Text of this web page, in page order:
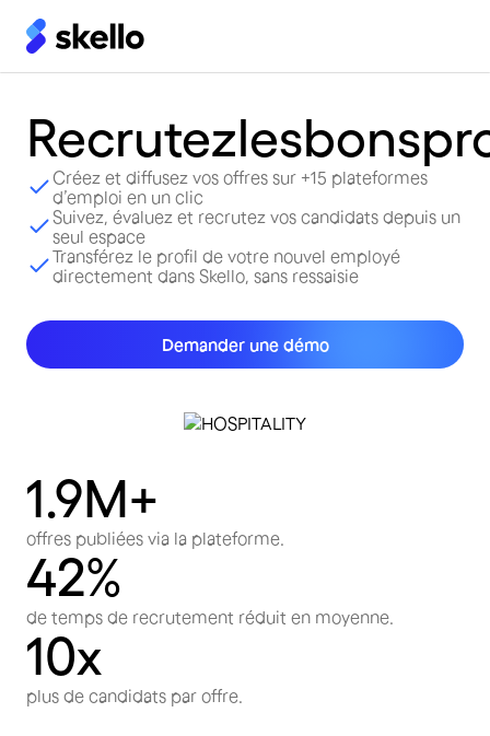
Recrutezlesbons
Créez et diffusez vos offres sur +15 plateformes
d’emploi en un clic
Suivez, évaluez et recrutez vos candidats depuis un
seul espace
Transférez le profil de votre nouvel employé
directement dans Skello, sans ressaisie
Demander une démo
1.9M+
offres publiées via la plateforme.
42%
de temps de recrutement réduit en moyenne.
10x
plus de candidats par offre.